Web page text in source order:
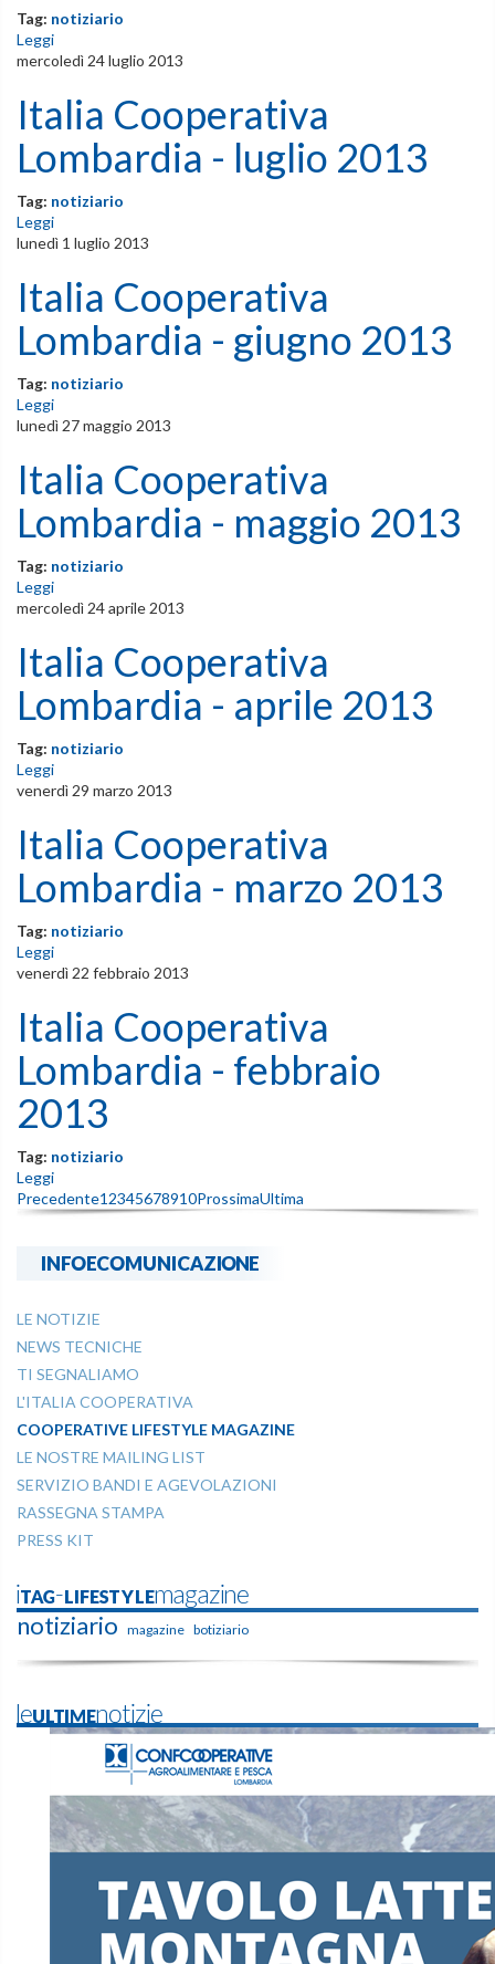
Tag: notiziario
Leggi
mercoledì 24 luglio 2013
Italia Cooperativa
Lombardia - luglio 2013
Tag: notiziario
Leggi
lunedì 1 luglio 2013
Italia Cooperativa
Lombardia - giugno 2013
Tag: notiziario
Leggi
lunedì 27 maggio 2013
Italia Cooperativa
Lombardia - maggio 2013
Tag: notiziario
Leggi
mercoledì 24 aprile 2013
Italia Cooperativa
Lombardia - aprile 2013
Tag: notiziario
Leggi
venerdì 29 marzo 2013
Italia Cooperativa
Lombardia - marzo 2013
Tag: notiziario
Leggi
venerdì 22 febbraio 2013
Italia Cooperativa
Lombardia - febbraio
2013
Tag: notiziario
Leggi
Precedente1 2345678910ProssimaUltima
INFOECOMUNICAZIONE
LE NOTIZIE
NEWS TECNICHE
TI SEGNALIAMO
L'ITALIA COOPERATIVA
COOPERATIVE LIFESTYLE MAGAZINE
LE NOSTRE MAILING LIST
SERVIZIO BANDI E AGEVOLAZIONI
RASSEGNA STAMPA
PRESS KIT
iTAG-LIFESTYLEmagazine
notiziario magazine botiziario
leULTIMEnotizie